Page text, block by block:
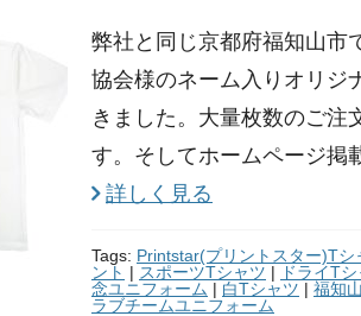
弊社と同じ京都府福知山市
協会様のネーム入りオリジ
きました。大量枚数のご注
す。そしてホームページ
詳しく見る
Tags: Printstar(プリントスター)Tシ
ント | スポーツTシャツ | ドライT
念ユニフォーム | 白Tシャツ | 福知
ラブチームユニフォーム